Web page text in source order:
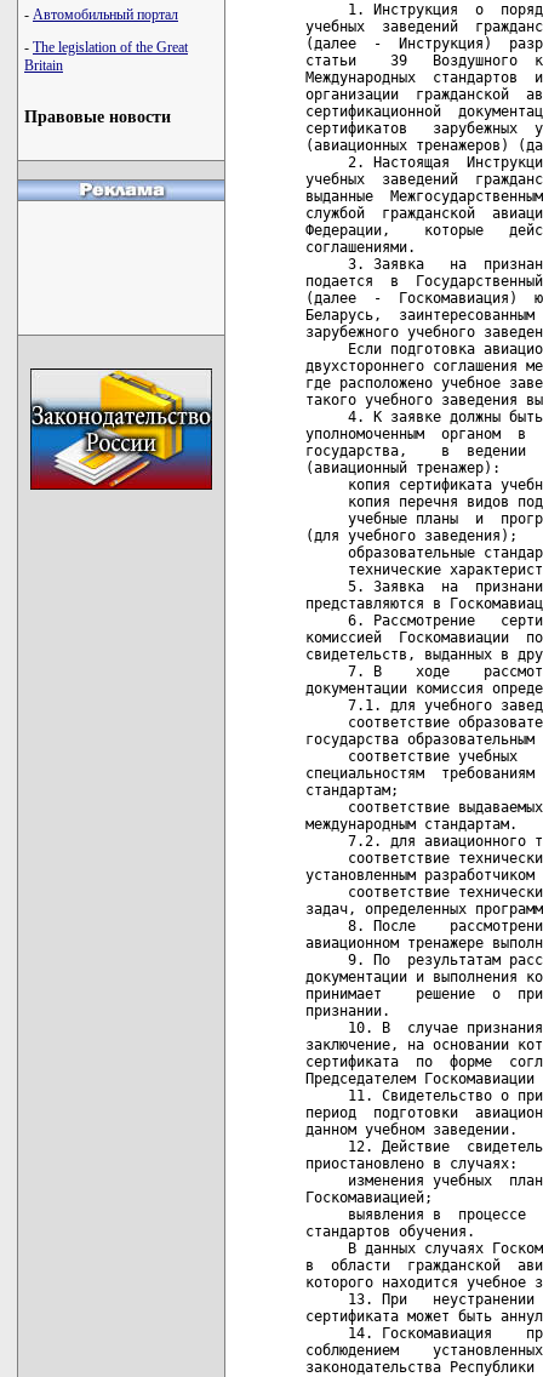
- Автомобильный портал
- The legislation of the Great
Britain
Правовые новости
1. Инструкция  о
учебных  заведений
(далее  -  Инструкция)
статьи    39   Воздушного
Международных  стандартов
организации  гражданской
сертификационной
сертификатов   зарубежных
(авиационных тренажеров)
2. Настоящая
учебных  заведений
выданные
службой  гражданской
Федерации,    которые
соглашениями.
3. Заявка   на
подается  в
(далее  -  Госкомавиация)
Беларусь,
зарубежного учебного
Если подготовка
двухстороннего соглашения
где расположено учебное
такого учебного заведения
4. К заявке должны
уполномоченным  органом  в
государства,    в  ведении
(авиационный тренажер):
копия сертификата
копия перечня видов
учебные планы  и
(для учебного заведения);
образовательные
технические
5. Заявка  на
представляются в
6. Рассмотрение
комиссией  Госкомавиации
свидетельств, выданных в
7. В    ходе
документации комиссия
7.1. для учебного
соответствие
государства
соответствие учебных
специальностям
стандартам;
соответствие
международным стандартам.
7.2. для авиационного
соответствие
установленным
соответствие
задач, определенных
8. После
авиационном тренажере
9. По  результатам
документации и выполнения
принимает    решение  о
признании.
10. В  случае
заключение, на основании
сертификата  по  форме
Председателем
11. Свидетельство о
период  подготовки
данном учебном заведении.
12. Действие
приостановлено в случаях:
изменения учебных
Госкомавиацией;
выявления в  процессе
стандартов обучения.
В данных случаях
в  области  гражданской
которого находится учебное
13. При   неустранении
сертификата может быть
14. Госкомавиация
соблюдением
законодательства